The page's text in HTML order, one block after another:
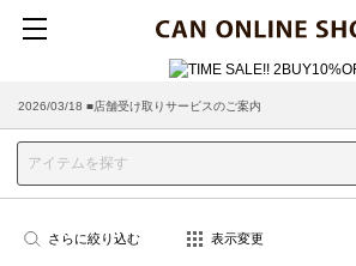
2026/03/18 ■店舗受け取りサービスのご案内
さらに絞り込む 表示変更